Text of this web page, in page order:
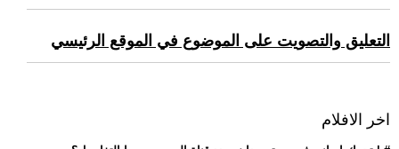
التعليق والتصويت على الموضوع في الموقع الرئيسي
اخر الافلام